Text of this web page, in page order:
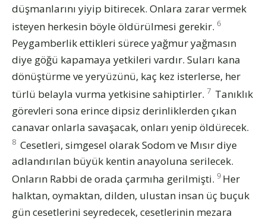
düşmanlarını yiyip bitirecek. Onlara zarar vermek
isteyen herkesin böyle öldürülmesi gerekir. 6
Peygamberlik ettikleri sürece yağmur yağmasın
diye göğü kapamaya yetkileri vardır. Suları kana
dönüştürme ve yeryüzünü, kaç kez isterlerse, her
türlü belayla vurma yetkisine sahiptirler. 7 Tanıklık
görevleri sona erince dipsiz derinliklerden çıkan
canavar onlarla savaşacak, onları yenip öldürecek.
8 Cesetleri, simgesel olarak Sodom ve Mısır diye
adlandırılan büyük kentin anayoluna serilecek.
Onların Rabbi de orada çarmıha gerilmişti. 9 Her
halktan, oymaktan, dilden, ulustan insan üç buçuk
gün cesetlerini seyredecek, cesetlerinin mezara